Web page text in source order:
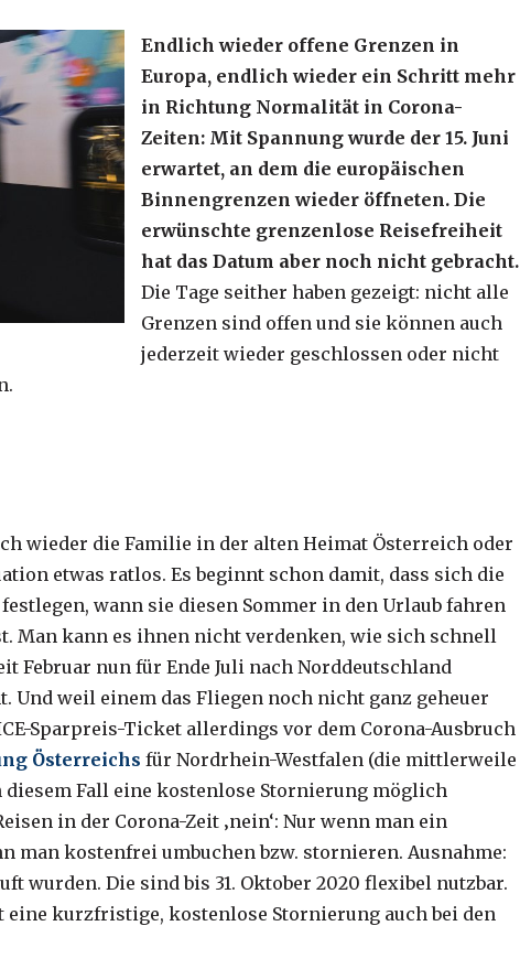
Endlich wieder offene Grenzen in
Europa, endlich wieder ein Schritt mehr
in Richtung Normalität in Corona-
Zeiten: Mit Spannung wurde der 15. Juni
erwartet, an dem die europäischen
Binnengrenzen wieder öffneten. Die
erwünschte grenzenlose Reisefreiheit
hat das Datum aber noch nicht gebracht.
Die Tage seither haben gezeigt: nicht alle
Grenzen sind offen und sie können auch
jederzeit wieder geschlossen oder nicht
wieder die Familie in der alten Heimat Österreich oder
etwas ratlos. Es beginnt schon damit, dass sich die
wann sie diesen Sommer in den Urlaub fahren
Man kann es ihnen nicht verdenken, wie sich schnell
Februar nun für Ende Juli nach Norddeutschland
Und weil einem das Fliegen noch nicht ganz geheuer
Sparpreis-Ticket allerdings vor dem Corona-Ausbruch
Österreichs für Nordrhein-Westfalen (die mittlerweile
diesem Fall eine kostenlose Stornierung möglich
in der Corona-Zeit ‚nein‘: Nur wenn man ein
man kostenfrei umbuchen bzw. stornieren. Ausnahme:
wurden. Die sind bis 31. Oktober 2020 flexibel nutzbar.
kurzfristige, kostenlose Stornierung auch bei den